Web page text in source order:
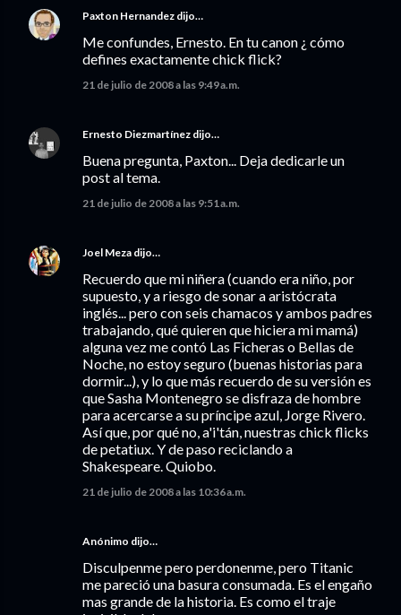
Paxton Hernandez dijo…
Me confundes, Ernesto. En tu canon ¿ cómo
defines exactamente chick flick?
21 de julio de 2008 a las 9:49 a.m.
Ernesto Diezmartínez dijo…
Buena pregunta, Paxton... Deja dedicarle un
post al tema.
21 de julio de 2008 a las 9:51 a.m.
Joel Meza dijo…
Recuerdo que mi niñera (cuando era niño, por
supuesto, y a riesgo de sonar a aristócrata
inglés... pero con seis chamacos y ambos padres
trabajando, qué quieren que hiciera mi mamá)
alguna vez me contó Las Ficheras o Bellas de
Noche, no estoy seguro (buenas historias para
dormir...), y lo que más recuerdo de su versión es
que Sasha Montenegro se disfraza de hombre
para acercarse a su príncipe azul, Jorge Rivero.
Así que, por qué no, a'i'tán, nuestras chick flicks
de petatiux. Y de paso reciclando a
Shakespeare. Quiobo.
21 de julio de 2008 a las 10:36 a.m.
Anónimo dijo…
Disculpenme pero perdonenme, pero Titanic
me pareció una basura consumada. Es el engaño
mas grande de la historia. Es como el traje